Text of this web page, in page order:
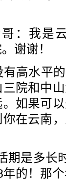
我是云
谢谢！
高水平的
院和中
如果可
你在云南
是多长
的！那